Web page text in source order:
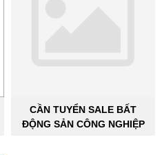
CẦN TUYỂN SALE BẤT
ĐỘNG SẢN CÔNG NGHIỆP